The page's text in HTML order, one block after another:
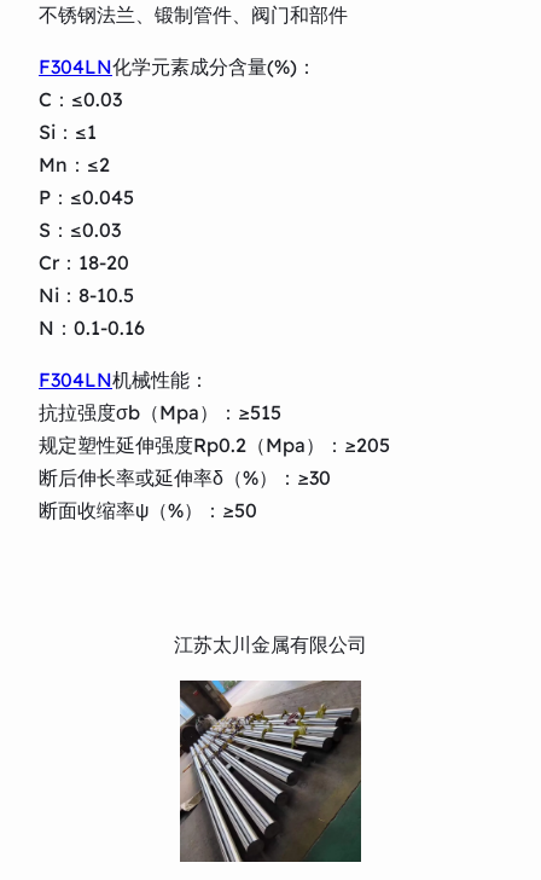
不锈钢法兰、锻制管件、阀门和部件
F304LN化学元素成分含量(%)：
C：≤0.03
Si：≤1
Mn：≤2
P：≤0.045
S：≤0.03
Cr：18-20
Ni：8-10.5
N：0.1-0.16
F304LN机械性能：
抗拉强度σb（Mpa）：≥515
规定塑性延伸强度Rp0.2（Mpa）：≥205
断后伸长率或延伸率δ（%）：≥30
断面收缩率ψ（%）：≥50
江苏太川金属有限公司